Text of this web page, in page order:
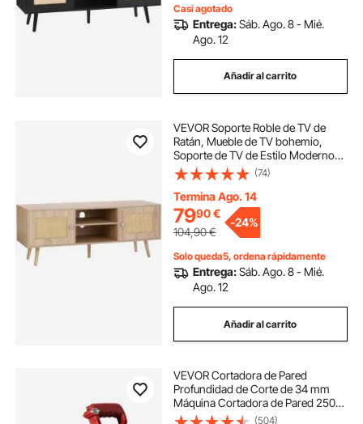
soporte pared secador pelo
soporte de pared para taladro
soporte de taladro pared
soporte taladro pared
soporte guitarra pared soportes
soportes de estantes de pared
Casi agotado
Entrega:Sáb. Ago. 8 - Mié.
Ago. 12
Añadir al carrito
VEVOR Soporte Roble de TV de
Ratán, Mueble de TV bohemio,
Soporte de TV de Estilo Moderno
de 1200 × 400 × 490 mm, Consola
de TV de Ratán con Estantes
Ajustables para Sala de Estar, Sala
Multimedia
(74)
Termina Ago. 14
7990€
104,90€
-24%
Solo queda5, ordena rápidamente
Entrega:Sáb. Ago. 8 - Mié.
Ago. 12
Añadir al carrito
VEVOR Cortadora de Pared
Profundidad de Corte de 34 mm
Máquina Cortadora de Pared 2500
W Ancho de Corte de 38 mm
(504)